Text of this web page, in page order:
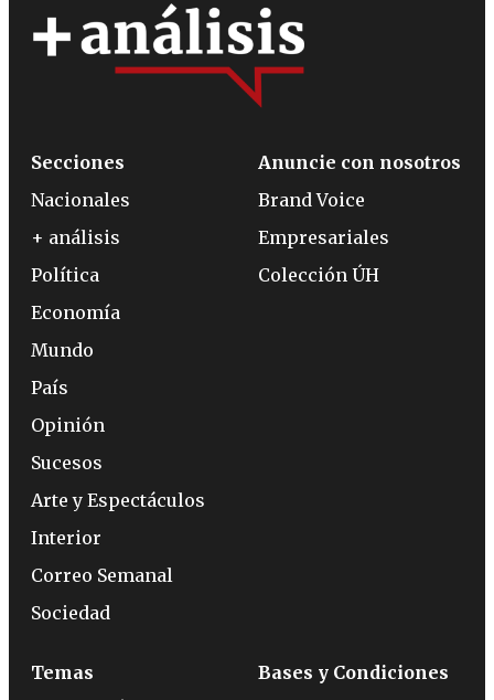
Secciones
Nacionales
+ análisis
Política
Economía
Mundo
País
Opinión
Sucesos
Arte y Espectáculos
Interior
Correo Semanal
Sociedad
Anuncie con nosotros
Brand Voice
Empresariales
Colección ÚH
Temas
Bases y Condiciones